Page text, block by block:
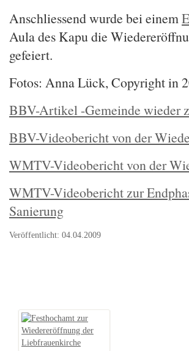
Anschliessend wurde bei einem
Aula des Kapu die
gefeiert.
Fotos: Anna Lück, Copyright in
BBV-Artikel -Gemeinde wieder
BBV-Videobericht von der
WMTV-Videobericht von der
WMTV-Videobericht zur
Sanierung
Veröffentlicht: 04.04.2009